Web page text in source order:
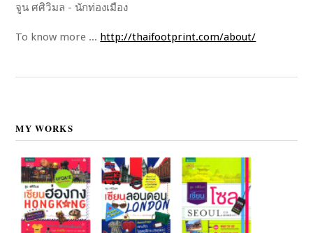
จูน ศศิวิมล - นักท่องเมือง
To know more ... http://thaifootprint.com/about/
MY WORKS